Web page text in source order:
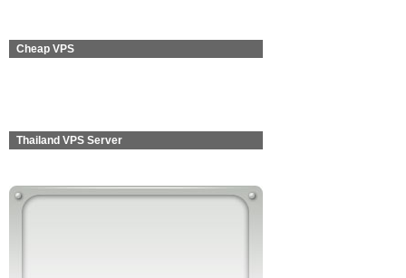
Cheap VPS
Thailand VPS Server